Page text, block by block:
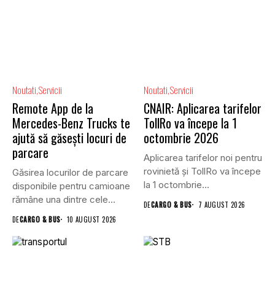
Noutati Servicii
Remote App de la
Mercedes-Benz Trucks te
ajută să găsești locuri de
parcare
Găsirea locurilor de parcare
disponibile pentru camioane
rămâne una dintre cele
DECARGO & BUS 10 AUGUST 2026
Noutati Servicii
CNAIR: Aplicarea tarifelor
TollRo va începe la 1
octombrie 2026
Aplicarea tarifelor noi pentru
rovinietă și TollRo va începe
la 1 octombrie...
DECARGO & BUS 7 AUGUST 2026